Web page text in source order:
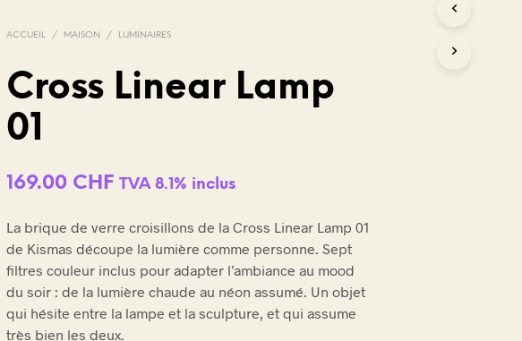
I
E
R
E
ACCUEIL / MAISON / LUMINAIRES
Cross Linear Lamp
01
169.00 CHF TVA 8.1% inclus
La brique de verre croisillons de la Cross Linear Lamp 01
de Kismas découpe la lumière comme personne. Sept
filtres couleur inclus pour adapter l’ambiance au mood
du soir : de la lumière chaude au néon assumé. Un objet
qui hésite entre la lampe et la sculpture, et qui assume
très bien les deux.